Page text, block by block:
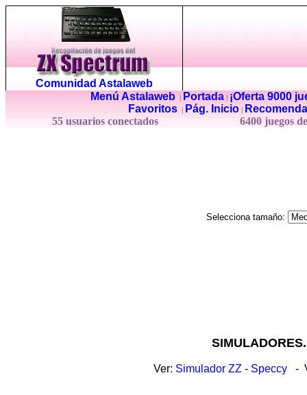
Comunidad Astalaweb
Menú Astalaweb| Portada|
¡Oferta 9000
Favoritos
Pág. Inicio
55 usuarios conectados
6400 juegos
Selecciona tamaño:
Ver: Simulador ZZ - Speccy -